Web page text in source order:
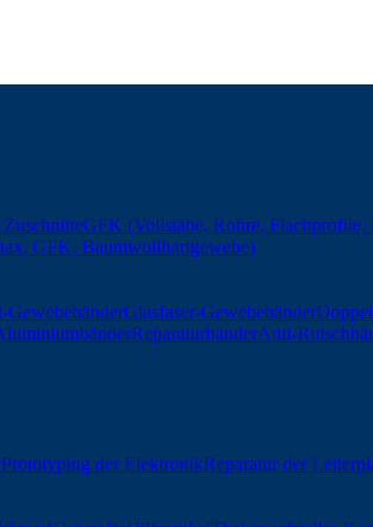
GFK (Vollstäbe, Rohre,
GFK, Baumwollhartgewebe)
Glasfaser-Gewebebänder
ReparaturbänderAnti-
Prototyping der ElektronikReparatur der